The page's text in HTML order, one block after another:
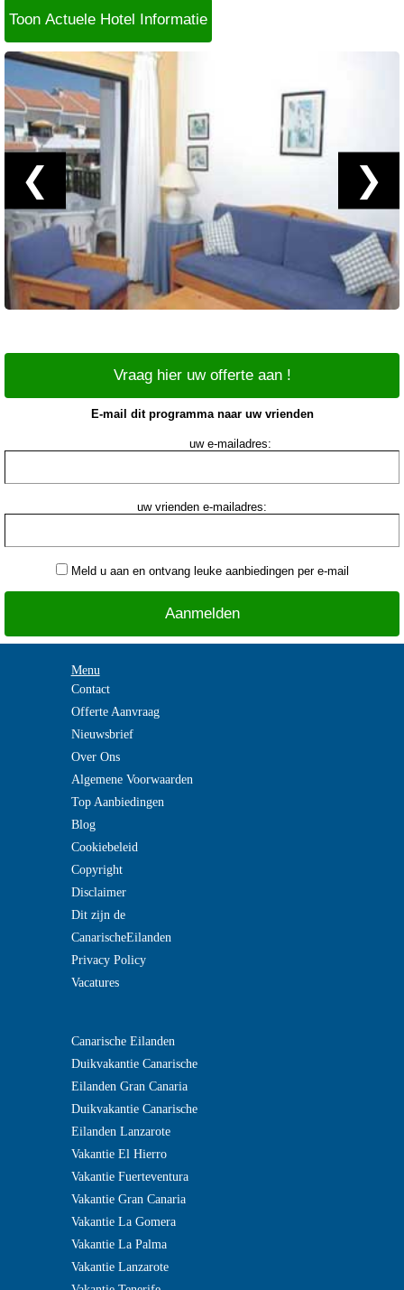
Toon Actuele Hotel Informatie
❮ ❯
Vraag hier uw offerte aan !
E-mail dit programma naar uw vrienden
uw e-mailadres:
uw vrienden e-mailadres:
Meld u aan en ontvang leuke aanbiedingen per e-mail
Menu
Contact
Offerte Aanvraag
Nieuwsbrief
Over Ons
Algemene Voorwaarden
Top Aanbiedingen
Blog
Cookiebeleid
Copyright
Disclaimer
Dit zijn de
CanarischeEilanden
Privacy Policy
Vacatures
Canarische Eilanden
Duikvakantie Canarische
Eilanden Gran Canaria
Duikvakantie Canarische
Eilanden Lanzarote
Vakantie El Hierro
Vakantie Fuerteventura
Vakantie Gran Canaria
Vakantie La Gomera
Vakantie La Palma
Vakantie Lanzarote